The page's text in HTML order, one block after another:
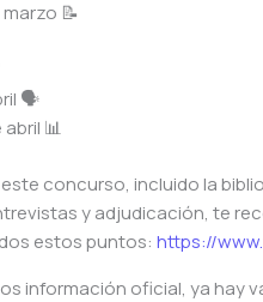
📝
🗣️
📊
concurso, incluido la
y adjudicación, te
estos puntos: https://
información oficial, ya hay